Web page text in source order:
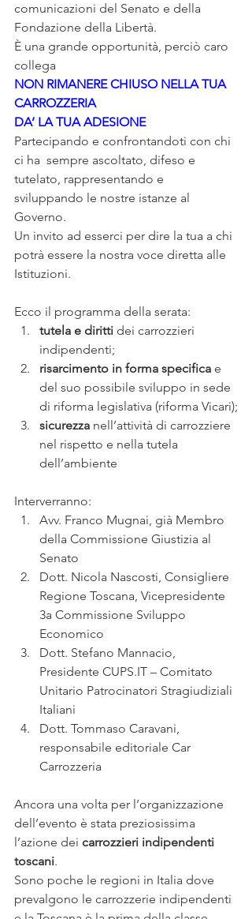
comunicazioni del Senato e della
Fondazione della Libertà.
È una grande opportunità, perciò caro
collega
NON RIMANERE CHIUSO NELLA TUA
CARROZZERIA
DA’ LA TUA ADESIONE
Partecipando e confrontandoti con chi
ci ha  sempre ascoltato, difeso e
tutelato, rappresentando e
sviluppando le nostre istanze al
Governo.
Un invito ad esserci per dire la tua a chi
potrà essere la nostra voce diretta alle
Istituzioni.
Ecco il programma della serata:
tutela e diritti dei carrozzieri
indipendenti;
risarcimento in forma specifica e
del suo possibile sviluppo in sede
di riforma legislativa (riforma Vicari);
sicurezza nell’attività di carrozziere
nel rispetto e nella tutela
dell’ambiente
Interverranno:
Avv. Franco Mugnai, già Membro
della Commissione Giustizia al
Senato
Dott. Nicola Nascosti, Consigliere
Regione Toscana, Vicepresidente
3a Commissione Sviluppo
Economico
Dott. Stefano Mannacio,
Presidente CUPS.IT – Comitato
Unitario Patrocinatori Stragiudiziali
Italiani
Dott. Tommaso Caravani,
responsabile editoriale Car
Carrozzeria
Ancora una volta per l’organizzazione
dell’evento è stata preziosissima
l’azione dei carrozzieri indipendenti
toscani.
Sono poche le regioni in Italia dove
prevalgono le carrozzerie indipendenti